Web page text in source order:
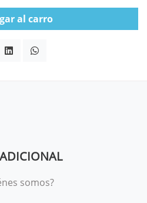
al carro
somos?